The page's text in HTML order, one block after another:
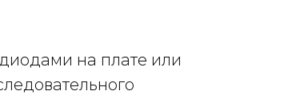
на плате или